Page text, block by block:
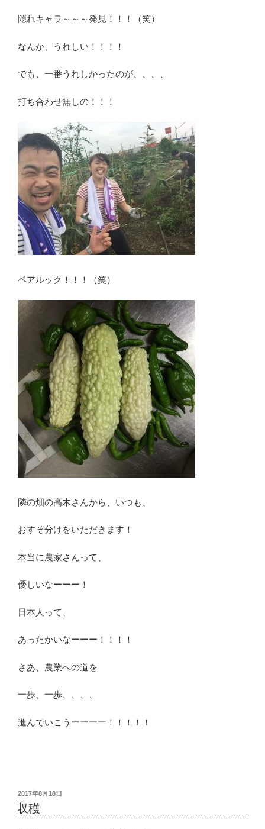
隠れキャラ～～～発見！！！（笑）
なんか、うれしい！！！！
でも、一番うれしかったのが、、、、
打ち合わせ無しの！！！
ペアルック！！！（笑）
隣の畑の高木さんから、いつも、
おすそ分けをいただきます！
本当に農家さんって、
優しいなーーー！
日本人って、
あったかいなーーー！！！！
さあ、農業への道を
一歩、一歩、、、、
進んでいこうーーーー！！！！！
投
稿
日:
2017年8月18日
収穫